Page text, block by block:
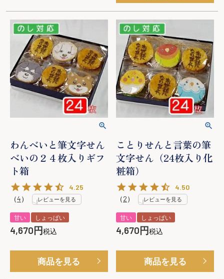
わんべいと筆文字せん
べいの２４枚入りギフ
ト箱
4.25
（4） レビューを見る
甘い しょっぱい
4,670 税込
商品を見る
ことりせんと言葉の筆
文字せん（24枚入り化
粧箱）
4.50
（2） レビューを見る
甘い しょっぱい
4,670 税込
商品を見る